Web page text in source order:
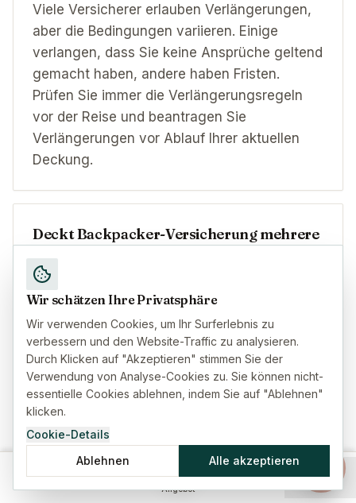
Viele Versicherer erlauben Verlängerungen,
aber die Bedingungen variieren. Einige
verlangen, dass Sie keine Ansprüche geltend
gemacht haben, andere haben Fristen.
Prüfen Sie immer die Verlängerungsregeln
vor der Reise und beantragen Sie
Verlängerungen vor Ablauf Ihrer aktuellen
Deckung.
Deckt Backpacker-Versicherung mehrere
Länder ab?
Ja, aber die Deckung variiert. Einige Policen
decken bestimmte Regionen ab (z.B.
'Weltweit außer USA/Kanada'), andere listen
spezifische Länder auf. Bestätigen Sie, dass
Ihre gesamte Route abgedeckt ist,
einschließlich Länder, die Sie unterwegs
hinzufügen könnten.
Sind Motorrad- oder Roller-Unfälle
Angebot
Wir schätzen Ihre Privatsphäre
Wir verwenden Cookies, um Ihr Surferlebnis zu
verbessern und den Website-Traffic zu analysieren.
Durch Klicken auf "Akzeptieren" stimmen Sie der
Verwendung von Analyse-Cookies zu. Sie können nicht-
essentielle Cookies ablehnen, indem Sie auf "Ablehnen"
klicken.
Cookie-Details
Ablehnen
Alle akzeptieren